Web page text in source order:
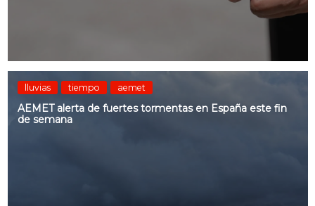
lluvias tiempo aemet
AEMET alerta de fuertes tormentas en España este fin
de semana